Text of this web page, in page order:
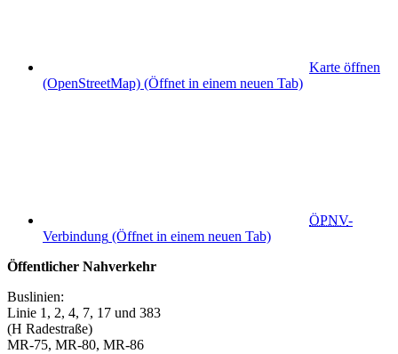
Karte öffnen
(OpenStreetMap) (Öffnet in einem neuen Tab)
ÖPNV-
Verbindung (Öffnet in einem neuen Tab)
Öffentlicher Nahverkehr
Buslinien:
Linie 1, 2, 4, 7, 17 und 383
(H Radestraße)
MR-75, MR-80, MR-86